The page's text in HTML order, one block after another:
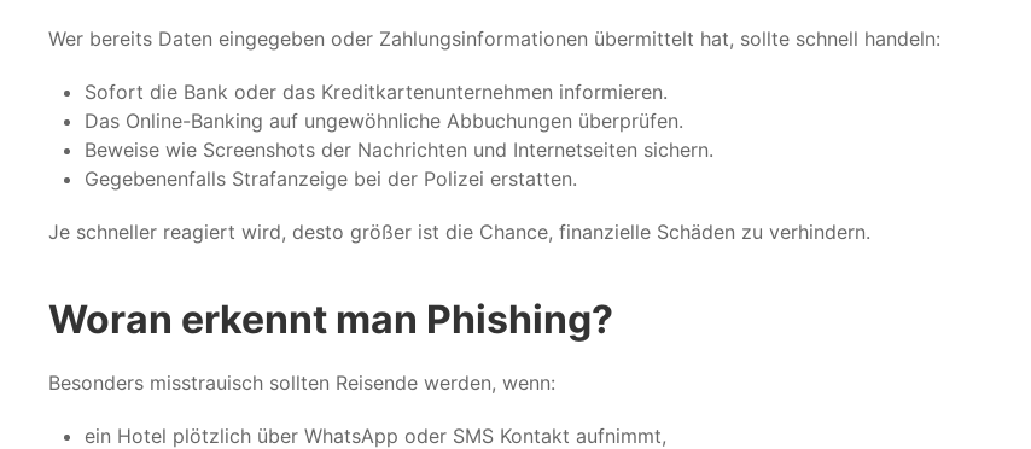
Wer bereits Daten eingegeben oder Zahlungsinformationen übermittelt hat, sollte schnell handeln:
Sofort die Bank oder das Kreditkartenunternehmen informieren.
Das Online-Banking auf ungewöhnliche Abbuchungen überprüfen.
Beweise wie Screenshots der Nachrichten und Internetseiten sichern.
Gegebenenfalls Strafanzeige bei der Polizei erstatten.
Je schneller reagiert wird, desto größer ist die Chance, finanzielle Schäden zu verhindern.
Woran erkennt man Phishing?
Besonders misstrauisch sollten Reisende werden, wenn:
ein Hotel plötzlich über WhatsApp oder SMS Kontakt aufnimmt,